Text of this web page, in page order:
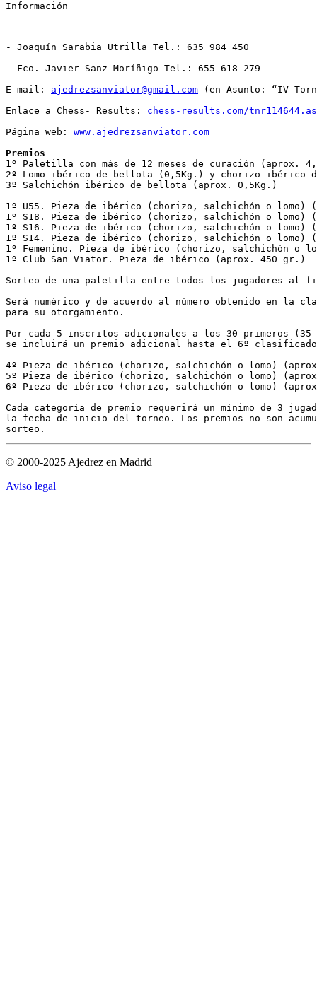
Información
- Joaquín Sarabia Utrilla Tel.: 635 984 450
- Fco. Javier Sanz Moríñigo Tel.: 655 618 279
E-mail: ajedrezsanviator@gmail.com (en Asunto: “IV
Enlace a Chess- Results: chess-results.com/
Página web: www.ajedrezsanviator.com
Premios
1º Paletilla con más de 12 meses de curación (aprox.
2º Lomo ibérico de bellota (0,5Kg.) y chorizo ibérico
3º Salchichón ibérico de bellota (aprox. 0,5Kg.)
1º U55. Pieza de ibérico (chorizo, salchichón o lomo)
1º S18. Pieza de ibérico (chorizo, salchichón o lomo)
1º S16. Pieza de ibérico (chorizo, salchichón o lomo)
1º S14. Pieza de ibérico (chorizo, salchichón o lomo)
1º Femenino. Pieza de ibérico (chorizo, salchichón o
1º Club San Viator. Pieza de ibérico (aprox. 450 gr.)
Sorteo de una paletilla entre todos los jugadores al
Será numérico y de acuerdo al número obtenido en la
para su otorgamiento.
Por cada 5 inscritos adicionales a los 30 primeros
se incluirá un premio adicional hasta el 6º
4º Pieza de ibérico (chorizo, salchichón o lomo)
5º Pieza de ibérico (chorizo, salchichón o lomo)
6º Pieza de ibérico (chorizo, salchichón o lomo)
Cada categoría de premio requerirá un mínimo de 3
la fecha de inicio del torneo. Los premios no son
© 2000-2025 Ajedrez en Madrid
Aviso legal